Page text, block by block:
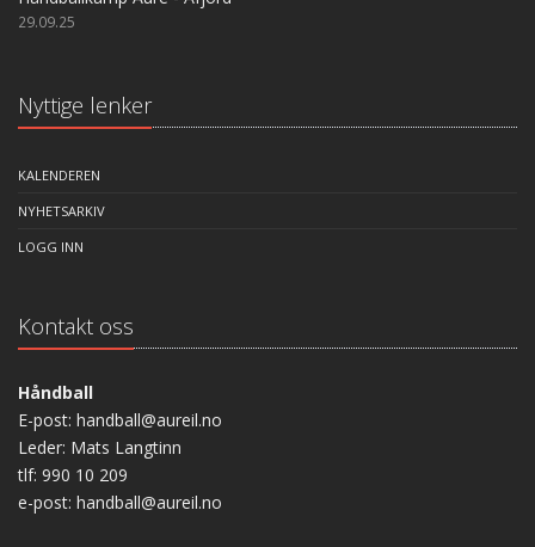
29.09.25
Nyttige lenker
KALENDEREN
NYHETSARKIV
LOGG INN
Kontakt oss
Håndball
E-post: handball@aureil.no
Leder: Mats Langtinn
tlf: 990 10 209
e-post: handball@aureil.no